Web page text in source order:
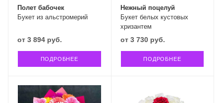
Букет из альстромерий
Полет бабочек
от 3 894 руб.
ПОДРОБНЕЕ
Букет белых кустовых
хризантем
Нежный поцелуй
от 3 730 руб.
ПОДРОБНЕЕ